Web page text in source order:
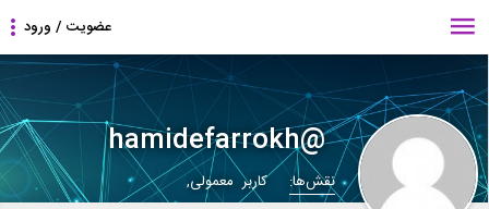
hamidefarrokh@
نقش‌ها:
کاربر معمولی,